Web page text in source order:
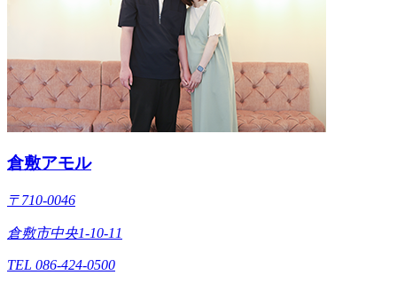
倉敷アモル
〒710-0046
倉敷市中央1-10-11
TEL 086-424-0500